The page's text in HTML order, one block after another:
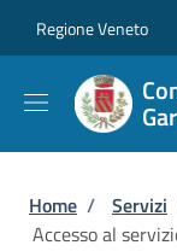
Regione Veneto
Briciole
Home / Servizi
Accesso al